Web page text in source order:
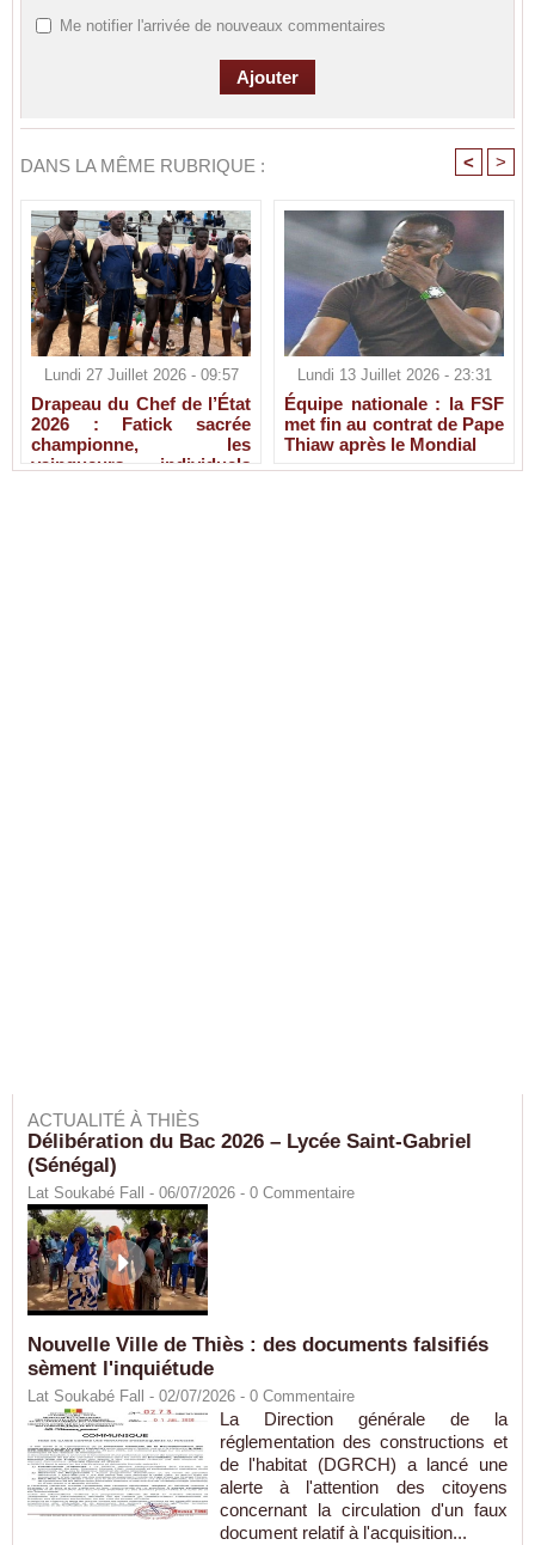
Me notifier l'arrivée de nouveaux commentaires
DANS LA MÊME RUBRIQUE : < >
Lundi 27 Juillet 2026 - 09:57
Drapeau du Chef de l’État
2026 : Fatick sacrée
championne, les
vainqueurs individuels
Lundi 13 Juillet 2026 - 23:31
Équipe nationale : la FSF
met fin au contrat de Pape
Thiaw après le Mondial
ACTUALITÉ À THIÈS
Délibération du Bac 2026 – Lycée Saint-Gabriel
(Sénégal)
Lat Soukabé Fall - 06/07/2026 - 0 Commentaire
Nouvelle Ville de Thiès : des documents falsifiés
sèment l'inquiétude
Lat Soukabé Fall - 02/07/2026 - 0 Commentaire
La Direction générale de la
réglementation des constructions et
de l'habitat (DGRCH) a lancé une
alerte à l'attention des citoyens
concernant la circulation d'un faux
document relatif à l'acquisition...